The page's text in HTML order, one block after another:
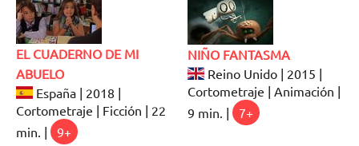
EL CUADERNO DE MI
ABUELO
España | 2018 |
Cortometraje | Ficción | 22
min. |
9+
NIÑO FANTASMA
Reino Unido | 2015 |
Cortometraje | Animación |
9 min. |
7+